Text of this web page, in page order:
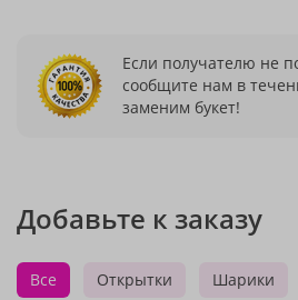
Если получателю не
сообщите нам в
заменим букет!
Добавьте к заказу
Все Открытки Шарики